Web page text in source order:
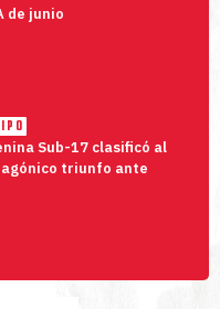
de junio
Sub-17 clasificó al
triunfo ante